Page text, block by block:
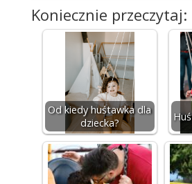
Koniecznie przeczytaj:
Od kiedy huśtawka dla
dziecka?